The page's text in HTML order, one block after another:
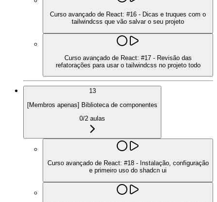
Curso avançado de React: #16 - Dicas e truques com o
tailwindcss que vão salvar o seu projeto
Curso avançado de React: #17 - Revisão das
refatorações para usar o tailwindcss no projeto todo
13
[Membros apenas] Biblioteca de componentes
0/2 aulas
Curso avançado de React: #18 - Instalação, configuração
e primeiro uso do shadcn ui